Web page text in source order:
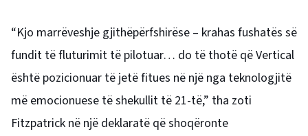
“Kjo marrëveshje gjithëpërfshirëse – krahas fushatës së
fundit të fluturimit të pilotuar… do të thotë që Vertical
është pozicionuar të jetë fitues në një nga teknologjitë
më emocionuese të shekullit të 21-të,” tha zoti
Fitzpatrick në një deklaratë që shoqëronte